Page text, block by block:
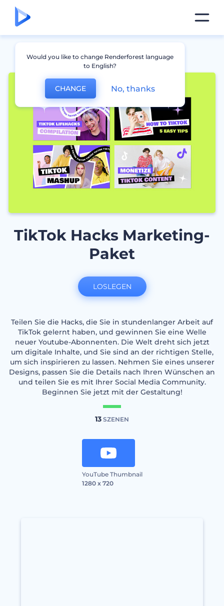
TikTok Hacks Marketing-
Paket
Teilen Sie die Hacks, die Sie in stundenlanger Arbeit auf
TikTok gelernt haben, und gewinnen Sie eine Welle
neuer Youtube-Abonnenten. Die Welt dreht sich jetzt
um digitale Inhalte, und Sie sind an der richtigen Stelle,
um sich inspirieren zu lassen. Nehmen Sie eines unserer
Designs, passen Sie die Details nach Ihren Wünschen an
und teilen Sie es mit Ihrer Social Media Community.
Beginnen Sie jetzt mit der Gestaltung!
13 SZENEN
YouTube Thumbnail
1280 x 720
LOSLEGEN
Would you like to change Renderforest language
to English?
CHANGE No, thanks